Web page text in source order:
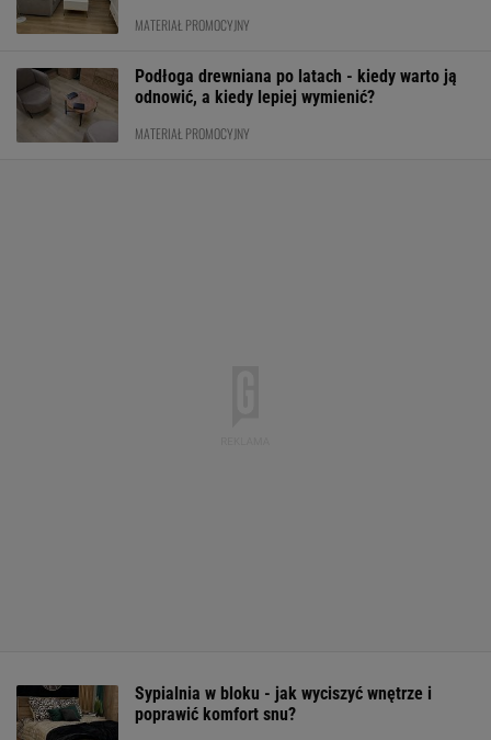
MATERIAŁ PROMOCYJNY
Podłoga drewniana po latach - kiedy warto ją
odnowić, a kiedy lepiej wymienić?
MATERIAŁ PROMOCYJNY
Sypialnia w bloku - jak wyciszyć wnętrze i
poprawić komfort snu?